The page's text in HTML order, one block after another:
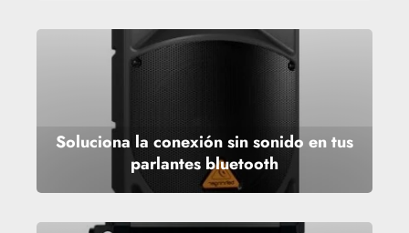
Soluciona la conexión sin sonido en tus
parlantes bluetooth